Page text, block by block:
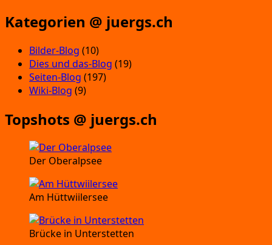
Kategorien @ juergs.ch
Bilder-Blog (10)
Dies und das-Blog (19)
Seiten-Blog (197)
Wiki-Blog (9)
Topshots @ juergs.ch
Der Oberalpsee
Am Hüttwiilersee
Brücke in Unterstetten